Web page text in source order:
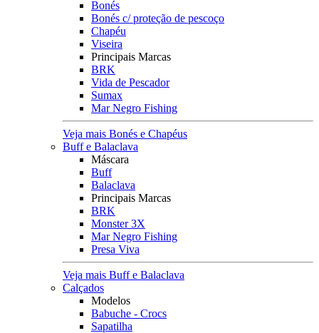
Bonés
Bonés c/ proteção de pescoço
Chapéu
Viseira
Principais Marcas
BRK
Vida de Pescador
Sumax
Mar Negro Fishing
Veja mais Bonés e Chapéus
Buff e Balaclava
Máscara
Buff
Balaclava
Principais Marcas
BRK
Monster 3X
Mar Negro Fishing
Presa Viva
Veja mais Buff e Balaclava
Calçados
Modelos
Babuche - Crocs
Sapatilha